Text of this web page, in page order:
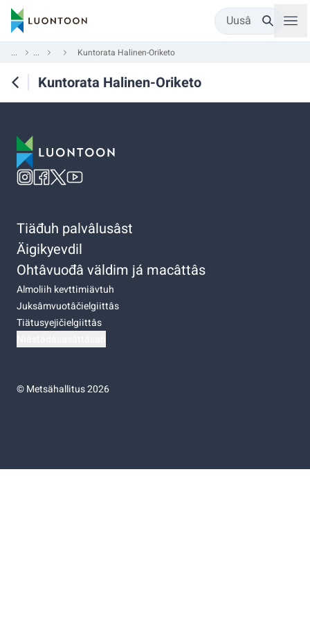
Uusâ
... ... Kuntorata Halinen-Oriketo
Kuntorata Halinen-Oriketo
Tiäđuh palvâlusâst
Äigikyevdil
Ohtâvuođâ väldim já macâttâs
Almoliih kevttimiävtuh
Juksâmvuotâčielgiittâs
Tiätusyejičielgiittâs
©Metsähallitus 2026